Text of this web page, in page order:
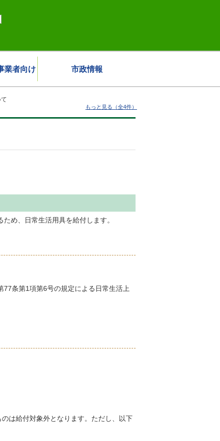
業者向け 市政情報
もっと見る（全4件）
め、日常生活用具を給付します。
条第1項第6号の規定による日常生活上
は給付対象外となります。ただし、以下